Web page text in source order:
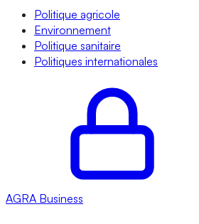
Politique agricole
Environnement
Politique sanitaire
Politiques internationales
AGRA Business